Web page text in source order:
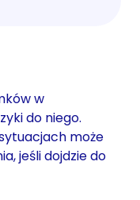
w
do niego.
może
jeśli dojdzie do